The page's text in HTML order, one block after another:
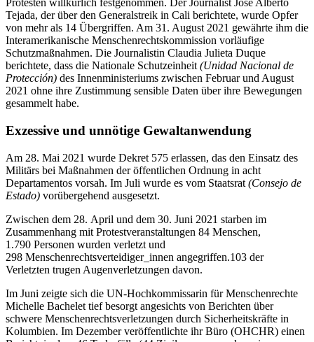
Protesten willkürlich festgenommen. Der Journalist José Alberto
Tejada, der über den Generalstreik in Cali berichtete, wurde Opfer
von mehr als 14 Übergriffen. Am 31. August 2021 gewährte ihm die
Interamerikanische Menschenrechtskommission vorläufige
Schutzmaßnahmen. Die Journalistin Claudia Julieta Duque
berichtete, dass die Nationale Schutzeinheit (Unidad Nacional de
Protección) des Innenministeriums zwischen Februar und August
2021 ohne ihre Zustimmung sensible Daten über ihre Bewegungen
gesammelt habe.
Exzessive und unnötige Gewaltanwendung
Am 28. Mai 2021 wurde Dekret 575 erlassen, das den Einsatz des
Militärs bei Maßnahmen der öffentlichen Ordnung in acht
Departamentos vorsah. Im Juli wurde es vom Staatsrat (Consejo de
Estado) vorübergehend ausgesetzt.
Zwischen dem 28. April und dem 30. Juni 2021 starben im
Zusammenhang mit Protestveranstaltungen 84 Menschen,
1.790 Personen wurden verletzt und
298 Menschenrechtsverteidiger_innen angegriffen.103 der
Verletzten trugen Augenverletzungen davon.
Im Juni zeigte sich die UN-Hochkommissarin für Menschenrechte
Michelle Bachelet tief besorgt angesichts von Berichten über
schwere Menschenrechtsverletzungen durch Sicherheitskräfte in
Kolumbien. Im Dezember veröffentlichte ihr Büro (OHCHR) einen